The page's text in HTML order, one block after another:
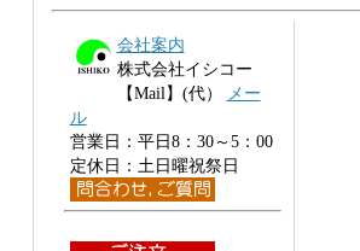
会社案内
株式会社イシコー
【Mail】(代）
メー
ル
営業日：平日8：30～5：00
定休日：土日曜祝祭日